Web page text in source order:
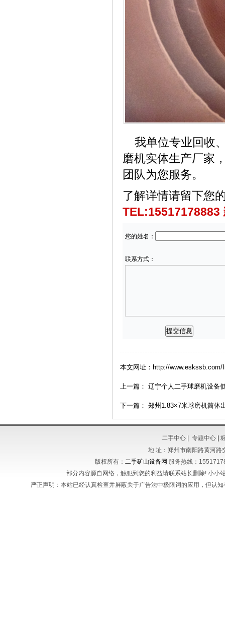
我单位专业回收
磨机实体生产厂家
团队为您服务。
了解详情请留下您
TEL:15517178883
您的姓名：
联系方式：
本文网址：http://www.eskssb.com/
上一篇： 辽宁个人二手球磨机设备
下一篇： 郑州1.83×7米球磨机筒体
二手中心 专题中心
地 址：郑州市南阳路黄河路
版权所有： 二手矿山设备网 服务热线：
部分内容源自网络，触犯到您的利益请联系站长删除! 小
严正声明：本站已经认真检查并屏蔽关于广告法中极限词的应用，但认